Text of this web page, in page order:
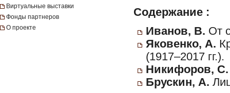
Виртуальные выставки
Фонды партнеров
О проекте
Содержание :
Иванов, В. От
Яковенко, А.
(1917–2017 гг.).
Никифоров, С.
Брускин, А.